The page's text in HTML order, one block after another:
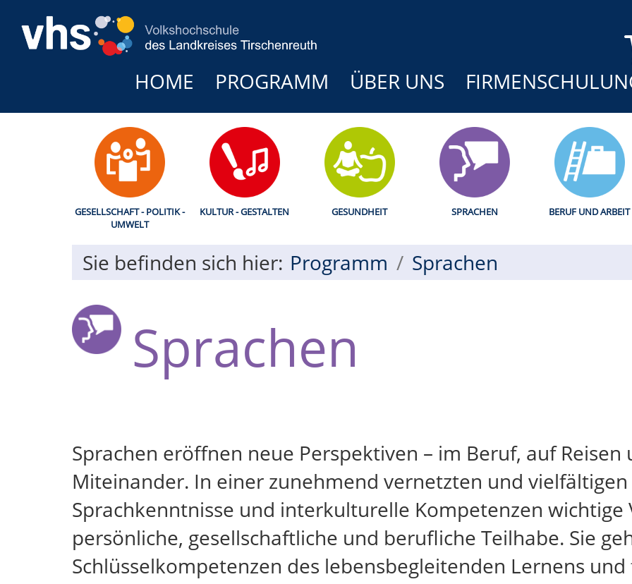
HOME PROGRAMM ÜBER UNS
GESELLSCHAFT - POLITIK -
UMWELT
KULTUR - GESTALTEN GESUNDHEIT SPRACHEN BERUF UND ARBEIT
Sie befinden sich hier: Programm Sprachen
Sprachen
Sprachen eröffnen neue Perspektiven – im Beruf, auf Reisen
Miteinander. In einer zunehmend vernetzten und vielfältigen
Sprachkenntnisse und interkulturelle Kompetenzen wichtige
persönliche, gesellschaftliche und berufliche Teilhabe. Sie
Schlüsselkompetenzen des lebensbegleitenden Lernens